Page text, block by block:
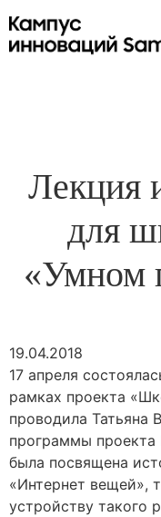
Лекция
для
«Умном
19.04.2018
17 апреля
рамках проекта
проводила Татьяна
программы проекта
была посвящена
«Интернет вещей»,
устройству такого